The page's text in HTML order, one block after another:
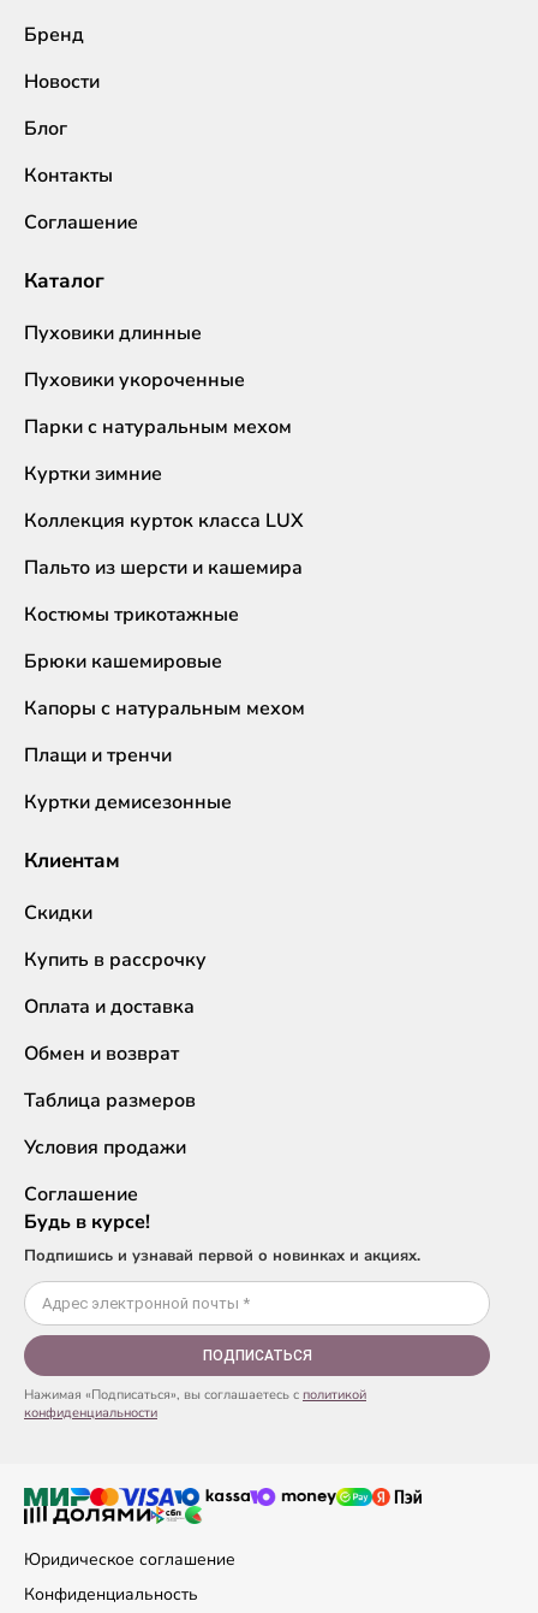
Бренд
Новости
Блог
Контакты
Соглашение
Каталог
Пуховики длинные
Пуховики укороченные
Парки с натуральным мехом
Куртки зимние
Коллекция курток класса LUX
Пальто из шерсти и кашемира
Костюмы трикотажные
Брюки кашемировые
Капоры с натуральным мехом
Плащи и тренчи
Куртки демисезонные
Клиентам
Скидки
Купить в рассрочку
Оплата и доставка
Обмен и возврат
Таблица размеров
Условия продажи
Соглашение
Будь в курсе!
Подпишись и узнавай первой о новинках и акциях.
ПОДПИСАТЬСЯ
Нажимая «Подписаться», вы соглашаетесь с политикой
конфиденциальности
Юридическое соглашение
Конфиденциальность